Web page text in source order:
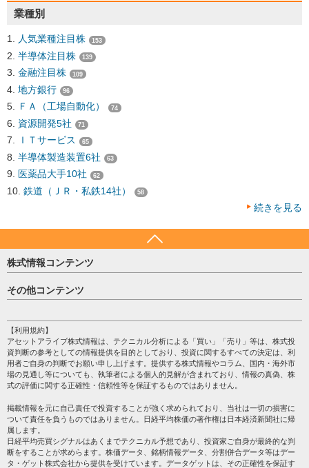
業種別
人気業種注目株 153
半導体注目株 139
金融注目株 109
地方銀行 96
ＦＡ（工場自動化） 74
資源開発5社 71
ＩＴサービス 65
半導体製造装置6社 63
医薬品大手10社 62
鉄道（ＪＲ・私鉄14社） 58
続きを見る
株式情報コンテンツ
日経平均
売買シグナル
注目銘柄
株テーマ情報
海外市況
投資カレンダー
格付け情報
その他コンテンツ
個人情報保護方針
プライバシーポリシー
会社案内
サイトマップ
過去データ
【利用規約】
アセットアライブ株式情報は、テクニカル分析による「買い」「売り」等は、株式投
資判断の参考としての情報提供を目的としており、投資に関するすべての決定は、利
用者ご自身の判断でお願い申し上げます。提供する株式情報やコラム、国内・海外市
場の見通し等についても、執筆者による個人的見解が含まれており、情報の真偽、株
式の評価に関する正確性・信頼性等を保証するものではありません。
掲載情報を元に自己責任で投資することが強く求められており、当社は一切の損害に
ついて責任を負うものではありません。日経平均株価の著作権は日本経済新聞社に帰
属します。
日経平均売買シグナルはあくまでテクニカル予想であり、投資家ご自身が最終的な判
断をすることが求めらます。株価データ、銘柄情報データ、分割併合データ等はデー
タ・ゲット株式会社から提供を受けています。データゲットは、その正確性を保証す